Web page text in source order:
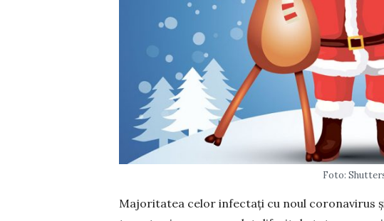
Foto:
Majoritatea celor infectați cu noul coronavirus